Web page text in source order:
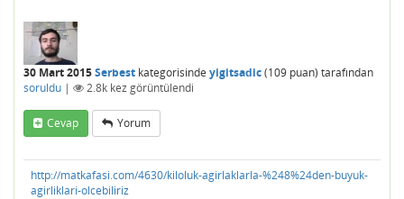
30 Mart 2015Serbest kategorisinde yigitsadic(109 puan) tarafından
soruldu | 2.8k kez görüntülendi
Cevap Yorum
http://matkafasi.com/4630/kiloluk-agirlaklarla-%248%24den-buyuk-
agirliklari-olcebiliriz